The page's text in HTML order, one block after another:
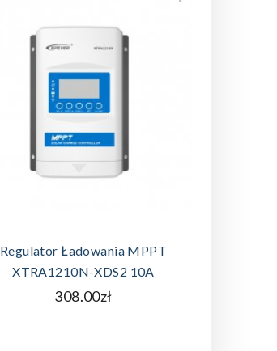
Regulator Ładowania MPPT
XTRA1210N-XDS2 10A
308.00zł